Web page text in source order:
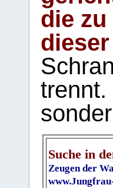
die
Suche in
Zeugen der